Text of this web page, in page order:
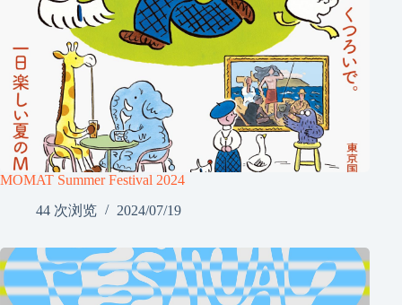
MOMAT Summer Festival 2024
44 次浏览
2024/07/19